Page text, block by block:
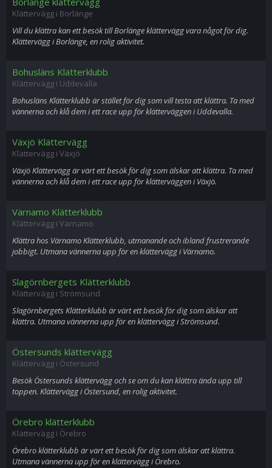
Klättervägg i Borlänge
Vill du klättra kan ett besök till Borlänge klättervägg vara något för dig.
Klättervägg i Borlänge, en rolig aktivitet.
Bohusläns Klätterklubb
Klättervägg i Uddevalla
Bohusläns Klätterklubb är stället för dig som vill testa att klättra. Ta med
vännerna och klå dem i ett race upp för klätterväggen i Uddevalla.
Växjö Klättervägg
Klättervägg i Växjö
Växjö Klättervägg är värt ett besök för dig som älskar att klättra. Ta med
vännerna och klå dem i ett race upp för klätterväggen i Växjö.
Värnamo Klätterklubb
Klättervägg i Värnamo
Klättra hos Värnamo Klätterklubb, utmanande och ibland frustrerande
jobbigt. Utmana vännerna upp för en klättervägg i Värnamo.
Slagörnbergets Klätterklubb
Klättervägg i Strömsund
Slagörnbergets Klätterklubb är värt ett besök för dig som älskar att
klättra. Utmana vännerna upp för en klättervägg i Strömsund.
Östersunds klättervägg
Klättervägg i Östersund
Besök Östersunds klättervägg och se om du kan klättra ända upp till
toppen. Klättervägg i Östersund, en rolig aktivitet.
Örebro klätterklubb
Klättervägg i Örebro
Örebro klätterklubb är värt ett besök för dig som älskar att klättra.
Utmana vännerna upp för en klättervägg i Örebro.